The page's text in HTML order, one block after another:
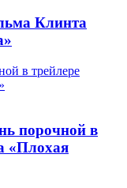
Клинта
в трейлере
порочной в
«Плохая